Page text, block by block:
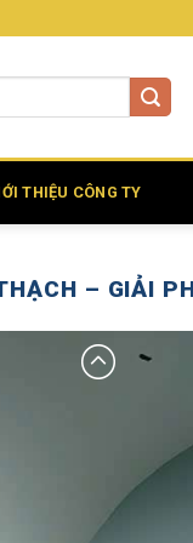
THIỆU CÔNG TY
– GIẢI